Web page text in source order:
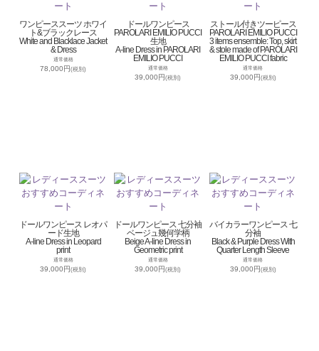
ワンピーススーツ ホワイ
ト&ブラックレース
White and Blacklace Jacket
& Dress
通常価格
78,000円(税別)
ドールワンピース
PAROLARI EMILIO PUCCI
生地
A-line Dress in PAROLARI
EMILIO PUCCI
通常価格
39,000円(税別)
ストール付きツーピース
PAROLARI EMILIO PUCCI
3 items ensemble: Top, skirt
& stole made of PAROLARI
EMILIO PUCCI fabric
通常価格
39,000円(税別)
ドールワンピース レオパ
ード生地
A-line Dress in Leopard
print
通常価格
39,000円(税別)
ドールワンピース 七分袖
ベージュ幾何学柄
Beige A-line Dress in
Geometric print
通常価格
39,000円(税別)
バイカラーワンピース 七
分袖
Black & Purple Dress With
Quarter Length Sleeve
通常価格
39,000円(税別)